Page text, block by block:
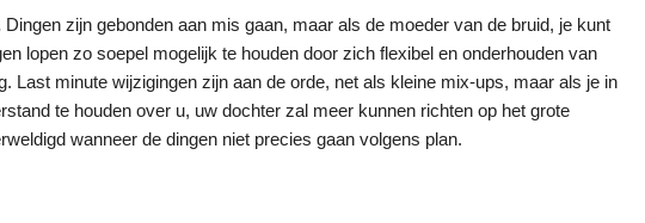
Dingen zijn gebonden aan mis gaan, maar als de moeder van de bruid, je kunt
lopen zo soepel mogelijk te houden door zich flexibel en onderhouden van
Last minute wijzigingen zijn aan de orde, net als kleine mix-ups, maar als je in
te houden over u, uw dochter zal meer kunnen richten op het grote
wanneer de dingen niet precies gaan volgens plan.